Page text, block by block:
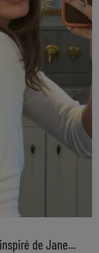
de Jane...